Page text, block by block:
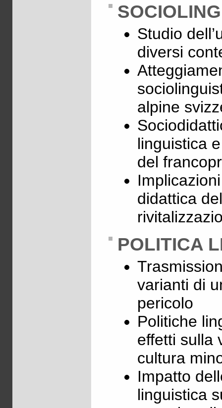
Studio
diversi
alpine
linguistica
del
didattica
POLITICA
varianti di
pericolo
Politiche
effetti sulla
cultura
Impatto
linguistica